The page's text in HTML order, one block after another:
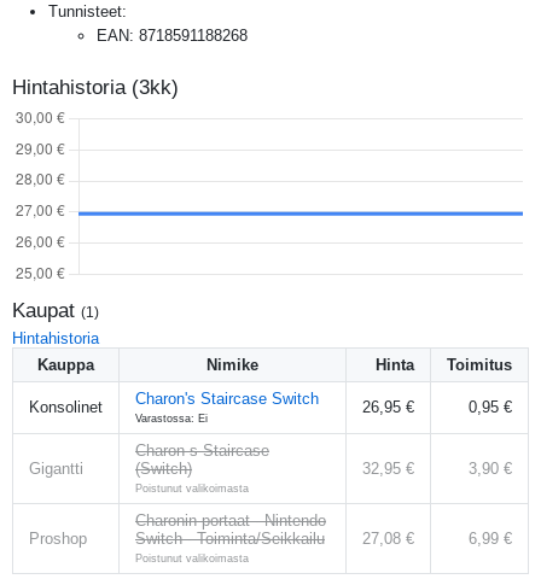
Tunnisteet:
EAN: 8718591188268
Hintahistoria (3kk)
Kaupat (1 )
Hintahistoria
Kauppa
Nimike Hinta Toimitus
Konsolinet Charon's Staircase Switch
Varastossa: Ei
26,95 € 0,95 €
Gigantti
Charon s Staircase
(Switch)
Poistunut valikoimasta
32,95 € 3,90 €
Proshop
Charonin portaat - Nintendo
Switch - Toiminta/Seikkailu
Poistunut valikoimasta
27,08 € 6,99 €